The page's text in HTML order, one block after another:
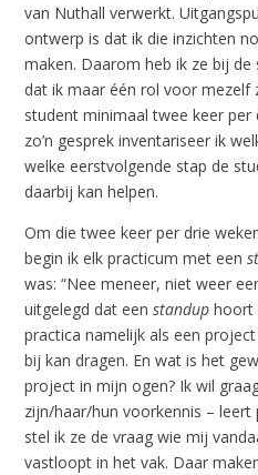
van Nuthall verwerkt.
ontwerp is dat ik die inzichten
maken. Daarom heb ik ze bij
dat ik maar één rol voor mezelf
student minimaal twee keer per
zo’n gesprek inventariseer ik
welke eerstvolgende stap de
daarbij kan helpen.
Om die twee keer per drie
begin ik elk practicum met een
was: “Nee meneer, niet weer
uitgelegd dat een standuphoort
practica namelijk als een
bij kan dragen. En wat is het
project in mijn ogen? Ik wil
zijn/haar/hun voorkennis –
stel ik ze de vraag wie mij
vastloopt in het vak. Daar